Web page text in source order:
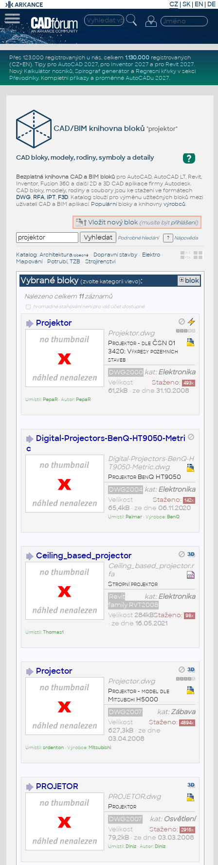
CZ | SK| EN | DE
Přes 123.000 registrovaných u nás, celkem 1.130.000registrovaných
(CZ+EN). Tipy pro AutoCAD 2027, pro Inventor 2027a pro Revit 2027.
Nový Kalkulátor nosníků, Spirograf generátor a Regresní křivkyv sekci
Převodníky. Kompletní příkazya proměnné AutoCADu 2027.
CAD/BIM knihovna bloků"projektor"
?
CAD bloky, modely, rodiny, symboly a detaily
Bezplatná knihovna CAD a BIM blokůpro AutoCAD, AutoCAD LT, Revit,
Inventor, Fusion 360 a další 2D a 3D CAD aplikace firmy Autodesk.
CAD bloky, modely, rodiny a soubory jsou ke stažení ve formátech
DWG, RFA, IPT, F3D. Katalog slouží pro výměnu užitečných bloků mezi
uživateli CAD a BIM aplikací. Populárníbloky a knihovny výrobců.
Vložit nový blok (musíte být přihlášeni)
Podrobné hledání Nápověda
Katalog: Architektura/obecné• Dopravní stavby• Elektro•
Mapování• Potrubí, TZB • Strojírenství
Vybrané bloky (zvolte kategorii vlevo): blok
Nalezeno celkem 11záznamů
hromadné stahování není pro váš účet dostupné
Projektor
Projektor.dwg
Projektor - dle ČSN 01
3420: Výkresy pozemních
staveb
kat:Elektronika
DWG2000
Staženo: 493x
Velikost
61,2kB• ze dne 31.10.2008
Umístil: PepaR• Autor: PepaR
Digital-Projectors-BenQ-HT9050-Metri
c
Digital-Projectors-BenQ-H
T9050-Metric.dwg
Projektor BenQ HT9050
kat:Elektronika
DWG2004
Staženo: 142x
Velikost
65,4kB• ze dne 06.11.2020
Umístil: Palmar• Výrobce: BenQ
Ceiling_based_projector
Ceiling_based_projector.r
fa
Stropní projektor
kat:Elektronika
Revit
family RVT2008
Staženo: 98x
Velikost 284kB
• ze dne 16.05.2021
Umístil:Thomas1
Projector
Projector.dwg
Projektor - model dle
Mitsubishi H5000
kat:Zábava
DWG2007
Staženo: 4894x
Velikost
627,3kB• ze dne
03.04.2008
Umístil:srdenton• Výrobce: Mitsubishi
PROJETOR
PROJETOR.dwg
Projektor
kat: Osvětlení
DWG2007
Staženo: 2916x
Velikost
79,2kB• ze dne 03.03.2008
Umístil: Diniz• Autor: Diniz